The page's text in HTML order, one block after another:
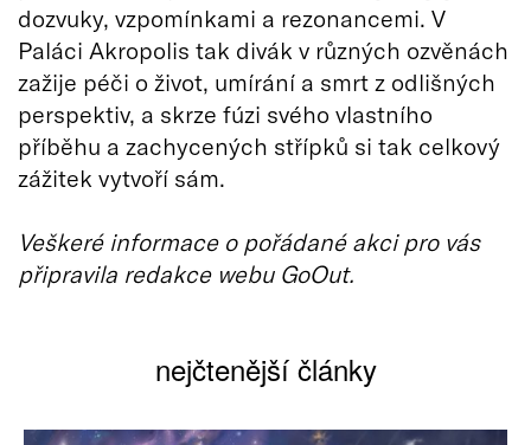
dozvuky, vzpomínkami a rezonancemi. V
Paláci Akropolis tak divák v různých ozvěnách
zažije péči o život, umírání a smrt z odlišných
perspektiv, a skrze fúzi svého vlastního
příběhu a zachycených střípků si tak celkový
zážitek vytvoří sám.
Veškeré informace o pořádané akci pro vás
připravila redakce webu GoOut.
nejčtenější články